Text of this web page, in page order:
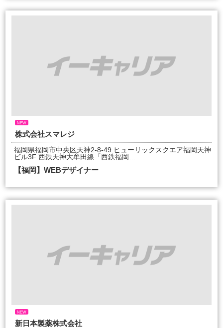
NEW
株式会社スマレジ
福岡県福岡市中央区天神2-8-49 ヒューリックスクエア福岡天神
ビル3F 西鉄天神大牟田線「西鉄福岡…
【福岡】WEBデザイナー
NEW
新日本製薬株式会社